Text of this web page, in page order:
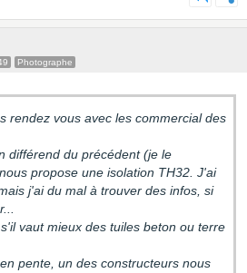
Photographe
rendez vous avec les commercial des
différend du précédent (je le
propose une isolation TH32. J'ai
j'ai du mal à trouver des infos, si
vaut mieux des tuiles beton ou terre
pente, un des constructeurs nous